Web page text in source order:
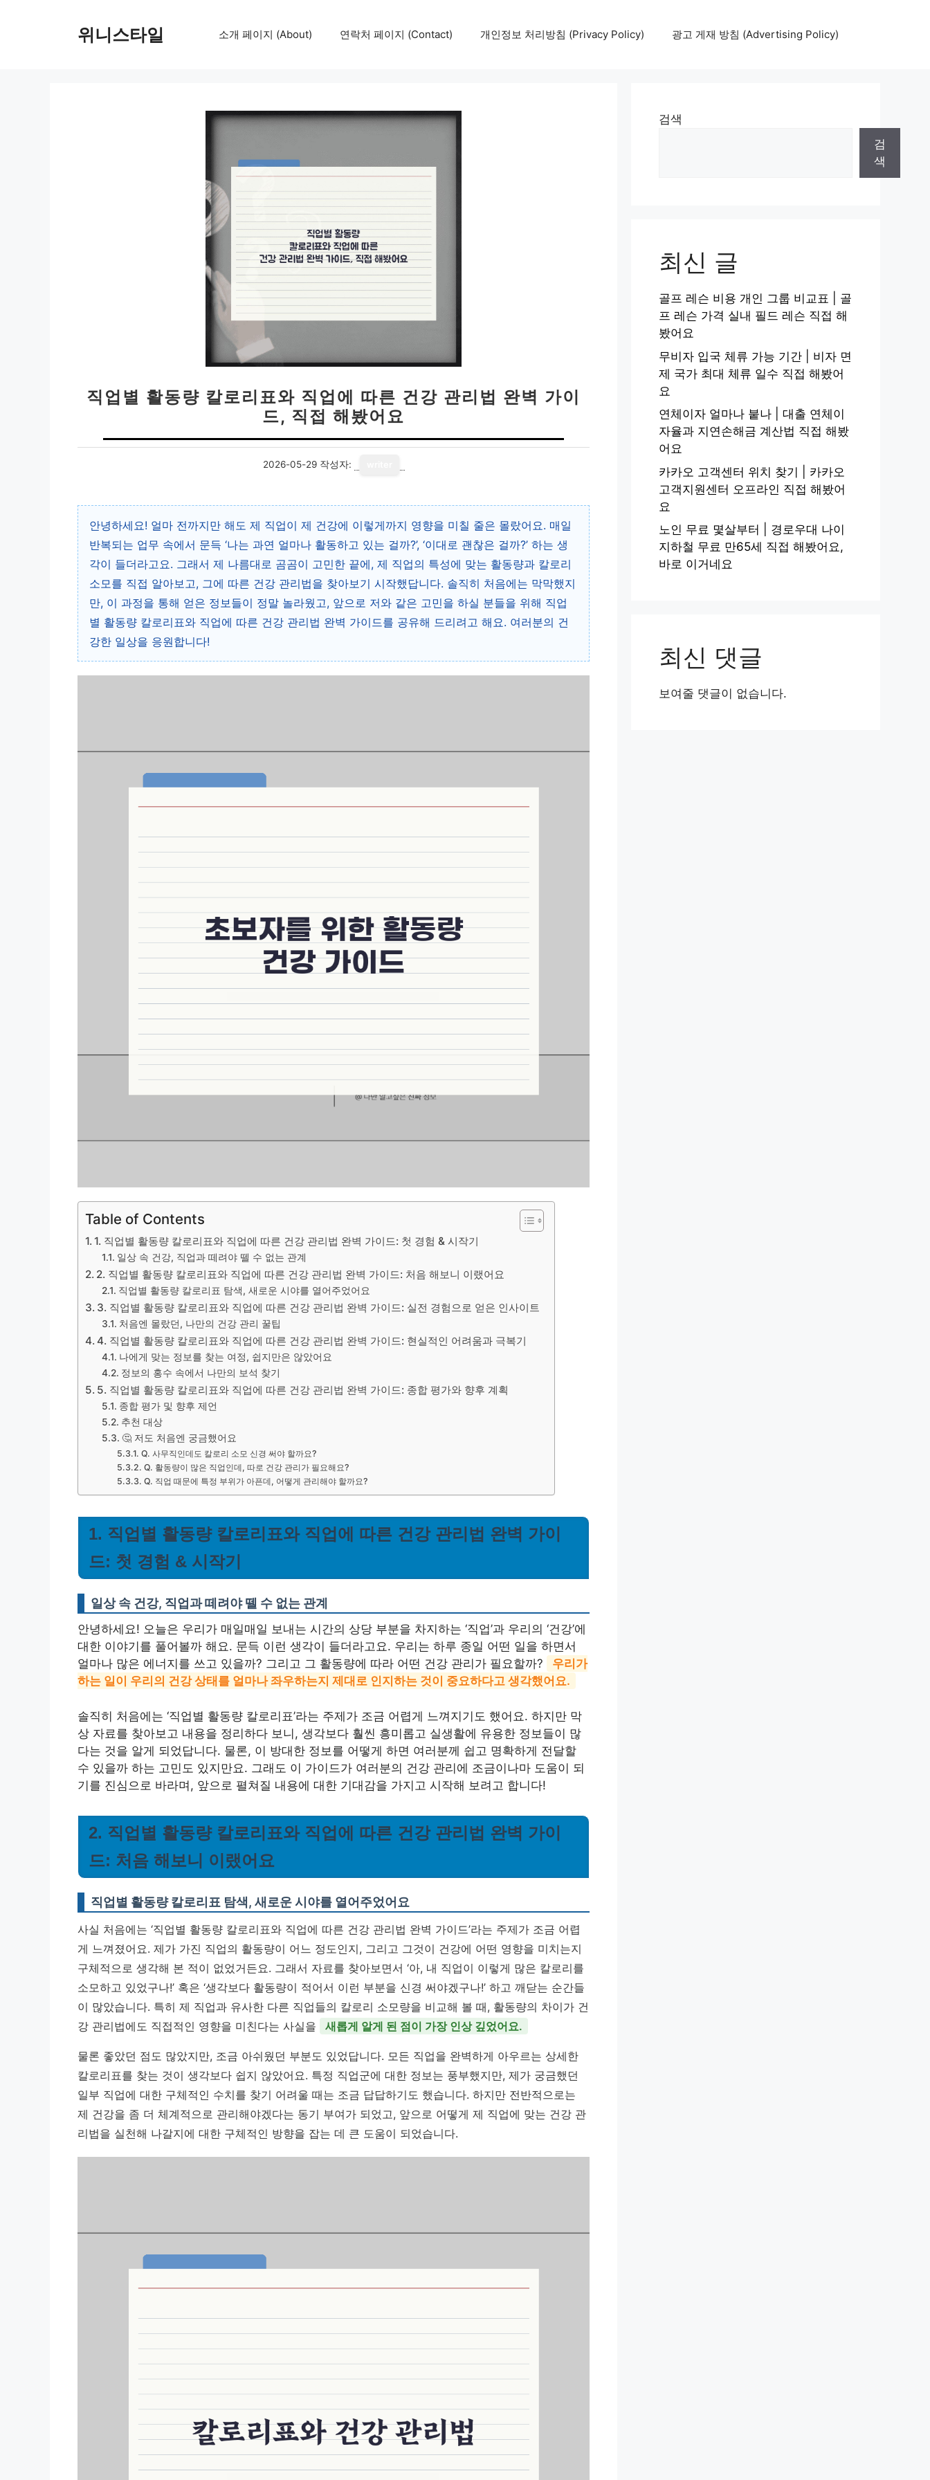
위니스타일 소개 페이지 (About) 연락처 페이지 (Contact) 개인정보 처리방침 (Privacy Policy) 광고 게재 방침 (Advertising Policy)
직업별 활동량 칼로리표와 직업에 따른 건강 관리법 완벽 가이
드, 직접 해봤어요
2026-05-29 작성자:
안녕하세요! 얼마 전까지만 해도 제 직업이 제 건강에 이렇게까지 영향을 미칠 줄은 몰랐어요. 매일
반복되는 업무 속에서 문득 ‘나는 과연 얼마나 활동하고 있는 걸까?’, ‘이대로 괜찮은 걸까?’ 하는 생
각이 들더라고요. 그래서 제 나름대로 곰곰이 고민한 끝에, 제 직업의 특성에 맞는 활동량과 칼로리
소모를 직접 알아보고, 그에 따른 건강 관리법을 찾아보기 시작했답니다. 솔직히 처음에는 막막했지
만, 이 과정을 통해 얻은 정보들이 정말 놀라웠고, 앞으로 저와 같은 고민을 하실 분들을 위해 직업
별 활동량 칼로리표와 직업에 따른 건강 관리법 완벽 가이드를 공유해 드리려고 해요. 여러분의 건
강한 일상을 응원합니다!
Table of Contents
1. 직업별 활동량 칼로리표와 직업에 따른 건강 관리법 완벽 가이드: 첫 경험 & 시작기
일상 속 건강, 직업과 떼려야 뗄 수 없는 관계
2. 직업별 활동량 칼로리표와 직업에 따른 건강 관리법 완벽 가이드: 처음 해보니 이랬어요
직업별 활동량 칼로리표 탐색, 새로운 시야를 열어주었어요
3. 직업별 활동량 칼로리표와 직업에 따른 건강 관리법 완벽 가이드: 실전 경험으로 얻은 인사이트
처음엔 몰랐던, 나만의 건강 관리 꿀팁
4. 직업별 활동량 칼로리표와 직업에 따른 건강 관리법 완벽 가이드: 현실적인 어려움과 극복기
나에게 맞는 정보를 찾는 여정, 쉽지만은 않았어요
정보의 홍수 속에서 나만의 보석 찾기
5. 직업별 활동량 칼로리표와 직업에 따른 건강 관리법 완벽 가이드: 종합 평가와 향후 계획
종합 평가 및 향후 제언
추천 대상
🤔 저도 처음엔 궁금했어요
Q. 사무직인데도 칼로리 소모 신경 써야 할까요?
Q. 활동량이 많은 직업인데, 따로 건강 관리가 필요해요?
Q. 직업 때문에 특정 부위가 아픈데, 어떻게 관리해야 할까요?
1. 직업별 활동량 칼로리표와 직업에 따른 건강 관리법 완벽 가이
드: 첫 경험 & 시작기
일상 속 건강, 직업과 떼려야 뗄 수 없는 관계
안녕하세요! 오늘은 우리가 매일매일 보내는 시간의 상당 부분을 차지하는 ‘직업’과 우리의 ‘건강’에
대한 이야기를 풀어볼까 해요. 문득 이런 생각이 들더라고요. 우리는 하루 종일 어떤 일을 하면서
얼마나 많은 에너지를 쓰고 있을까? 그리고 그 활동량에 따라 어떤 건강 관리가 필요할까?
우리가
하는 일이 우리의 건강 상태를 얼마나 좌우하는지 제대로 인지하는 것이 중요하다고 생각했어요.
솔직히 처음에는 ‘직업별 활동량 칼로리표’라는 주제가 조금 어렵게 느껴지기도 했어요. 하지만 막
상 자료를 찾아보고 내용을 정리하다 보니, 생각보다 훨씬 흥미롭고 실생활에 유용한 정보들이 많
다는 것을 알게 되었답니다. 물론, 이 방대한 정보를 어떻게 하면 여러분께 쉽고 명확하게 전달할
수 있을까 하는 고민도 있지만요. 그래도 이 가이드가 여러분의 건강 관리에 조금이나마 도움이 되
기를 진심으로 바라며, 앞으로 펼쳐질 내용에 대한 기대감을 가지고 시작해 보려고 합니다!
2. 직업별 활동량 칼로리표와 직업에 따른 건강 관리법 완벽 가이
드: 처음 해보니 이랬어요
직업별 활동량 칼로리표 탐색, 새로운 시야를 열어주었어요
사실 처음에는 ‘직업별 활동량 칼로리표와 직업에 따른 건강 관리법 완벽 가이드’라는 주제가 조금 어렵
게 느껴졌어요. 제가 가진 직업의 활동량이 어느 정도인지, 그리고 그것이 건강에 어떤 영향을 미치는지
구체적으로 생각해 본 적이 없었거든요. 그래서 자료를 찾아보면서 ‘아, 내 직업이 이렇게 많은 칼로리를
소모하고 있었구나!’ 혹은 ‘생각보다 활동량이 적어서 이런 부분을 신경 써야겠구나!’ 하고 깨닫는 순간들
이 많았습니다. 특히 제 직업과 유사한 다른 직업들의 칼로리 소모량을 비교해 볼 때, 활동량의 차이가 건
강 관리법에도 직접적인 영향을 미친다는 사실을
새롭게 알게 된 점이 가장 인상 깊었어요.
물론 좋았던 점도 많았지만, 조금 아쉬웠던 부분도 있었답니다. 모든 직업을 완벽하게 아우르는 상세한
칼로리표를 찾는 것이 생각보다 쉽지 않았어요. 특정 직업군에 대한 정보는 풍부했지만, 제가 궁금했던
일부 직업에 대한 구체적인 수치를 찾기 어려울 때는 조금 답답하기도 했습니다. 하지만 전반적으로는
제 건강을 좀 더 체계적으로 관리해야겠다는 동기 부여가 되었고, 앞으로 어떻게 제 직업에 맞는 건강 관
리법을 실천해 나갈지에 대한 구체적인 방향을 잡는 데 큰 도움이 되었습니다.
검색
검
색
최신 글
골프 레슨 비용 개인 그룹 비교표 | 골
프 레슨 가격 실내 필드 레슨 직접 해
봤어요
무비자 입국 체류 가능 기간 | 비자 면
제 국가 최대 체류 일수 직접 해봤어
요
연체이자 얼마나 붙나 | 대출 연체이
자율과 지연손해금 계산법 직접 해봤
어요
카카오 고객센터 위치 찾기 | 카카오
고객지원센터 오프라인 직접 해봤어
요
노인 무료 몇살부터 | 경로우대 나이
지하철 무료 만65세 직접 해봤어요,
바로 이거네요
최신 댓글
보여줄 댓글이 없습니다.